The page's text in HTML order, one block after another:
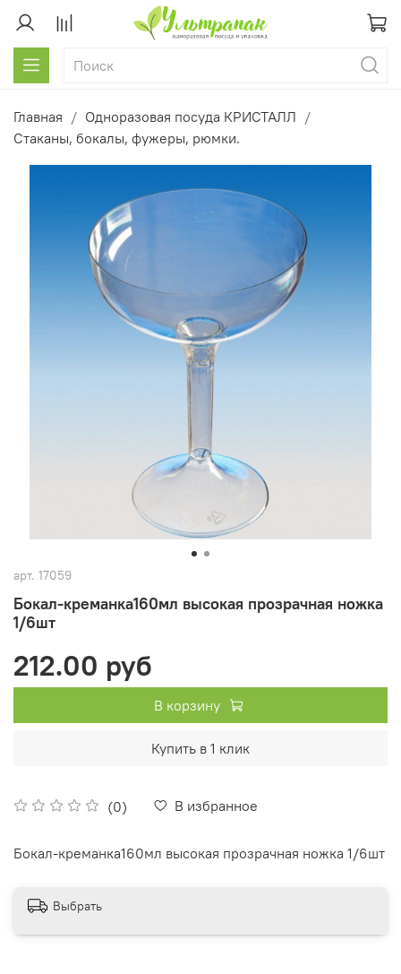
Главная
Одноразовая посуда КРИСТАЛЛ
Стаканы, бокалы, фужеры, рюмки.
арт. 17059
Бокал-креманка160мл высокая прозрачная ножка
1/6шт
(0) В избранное
212.00 руб
В корзину
Купить в 1 клик
Бокал-креманка160мл высокая прозрачная ножка 1/6шт
Выбрать